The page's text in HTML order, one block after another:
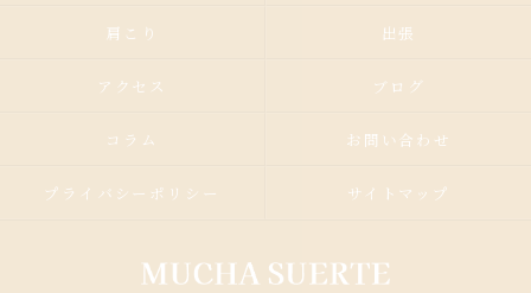
肩こり 出張
アクセス ブログ
コラム お問い合わせ
プライバシーポリシー サイトマップ